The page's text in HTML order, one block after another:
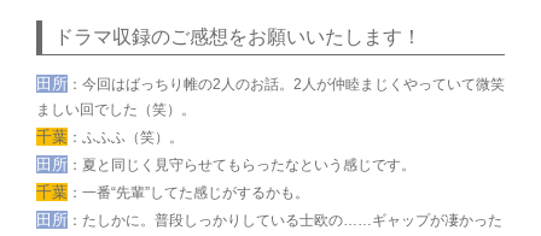
ドラマ収録のご感想をお願いいたします！
田所 ：今回はばっちり帷の2人のお話。2人が仲睦まじくやっていて微笑
ましい回でした（笑）。
千葉 ：ふふふ（笑）。
田所 ：夏と同じく見守らせてもらったなという感じです。
千葉 ：一番“先輩”してた感じがするかも。
田所 ：たしかに。普段しっかりしている士欧の……ギャップが凄かった